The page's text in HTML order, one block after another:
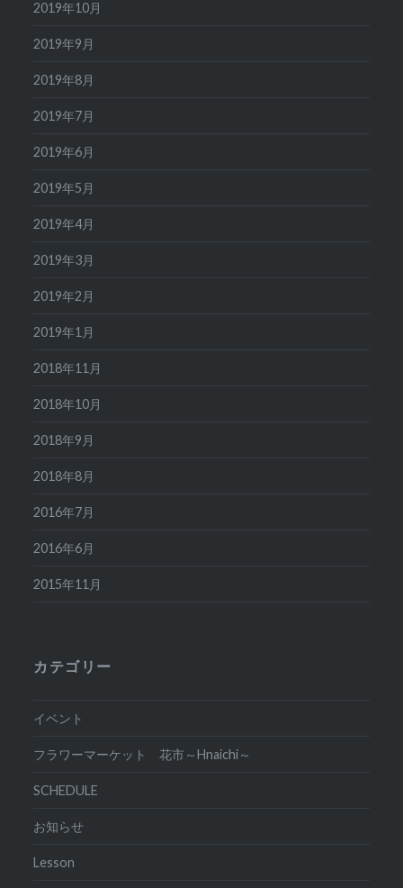
2019年10月
2019年9月
2019年8月
2019年7月
2019年6月
2019年5月
2019年4月
2019年3月
2019年2月
2019年1月
2018年11月
2018年10月
2018年9月
2018年8月
2016年7月
2016年6月
2015年11月
カテゴリー
イベント
フラワーマーケット 花市～Hnaichi～
SCHEDULE
お知らせ
Lesson